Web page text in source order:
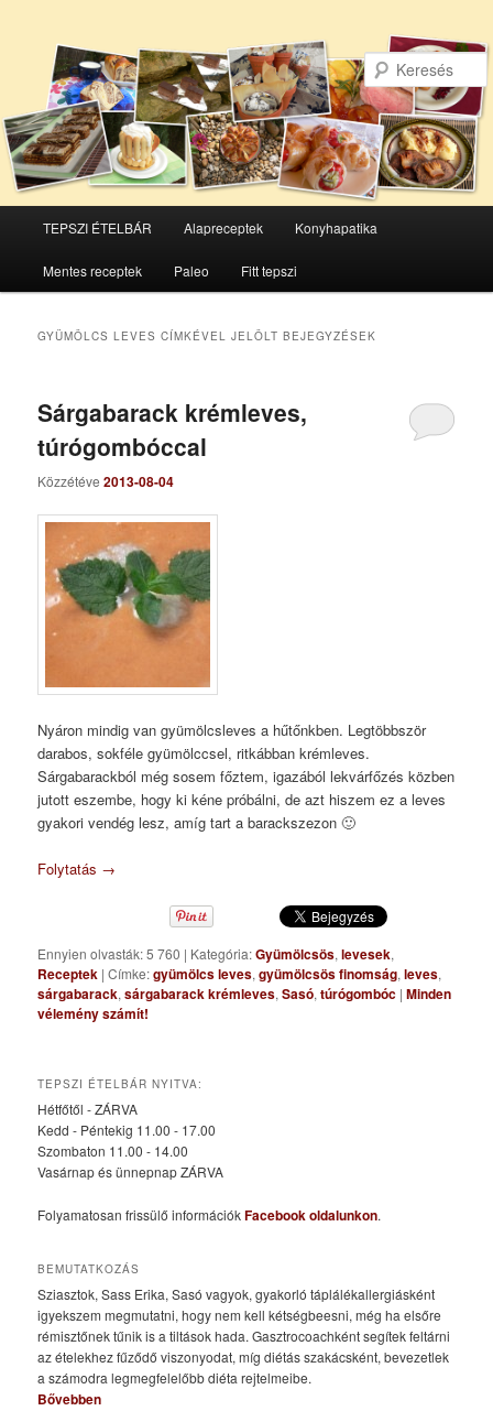
Tovább
az
elsődleges
Tovább
a
másodlagos
TEPSZI ÉTELBÁR Alapreceptek Konyhapatika
Mentes receptek Paleo Fitt tepszi
GYÜMÖLCS LEVES CÍMKÉVEL JELÖLT BEJEGYZÉSEK
Sárgabarack krémleves,
túrógombóccal
Közzétéve2013-08-04
Nyáron mindig van gyümölcsleves a hűtőnkben. Legtöbbször
darabos, sokféle gyümölccsel, ritkábban krémleves.
Sárgabarackból még sosem főztem, igazából lekvárfőzés közben
jutott eszembe, hogy ki kéne próbálni, de azt hiszem ez a leves
gyakori vendég lesz, amíg tart a barackszezon 🙂
Folytatás →
Ennyien olvasták: 5 760 | Kategória:Gyümölcsös,levesek,
Receptek |Címke:gyümölcs leves,gyümölcsös finomság,leves,
sárgabarack,sárgabarack krémleves,Sasó,túrógombóc |Minden
vélemény számít!
TEPSZI ÉTELBÁR NYITVA:
Hétfőtől - ZÁRVA
Kedd - Péntekig 11.00 - 17.00
Szombaton 11.00 - 14.00
Vasárnap és ünnepnap ZÁRVA
Folyamatosan frissülő információkFacebook oldalunkon.
BEMUTATKOZÁS
Sziasztok, Sass Erika, Sasó vagyok, gyakorló táplálékallergiásként
igyekszem megmutatni, hogy nem kell kétségbeesni, még ha elsőre
rémisztőnek tűnik is a tiltások hada. Gasztrocoachként segítek feltárni
az ételekhez fűződő viszonyodat, míg diétás szakácsként, bevezetlek
a számodra legmegfelelőbb diéta rejtelmeibe.
Bővebben